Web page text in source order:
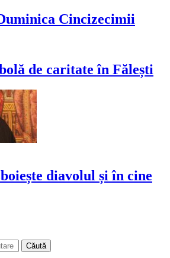
Cincizecimii
de caritate în Fălești
diavolul și în cine
Căută